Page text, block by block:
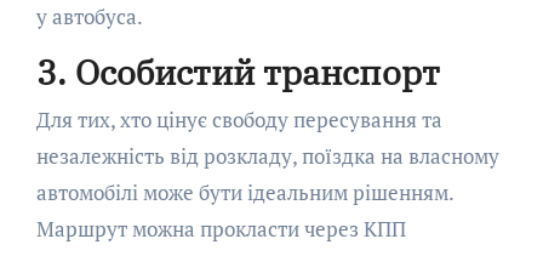
у автобуса.
3. Особистий транспорт
Для тих, хто цінує свободу пересування та
незалежність від розкладу, поїздка на власному
автомобілі може бути ідеальним рішенням.
Маршрут можна прокласти через КПП